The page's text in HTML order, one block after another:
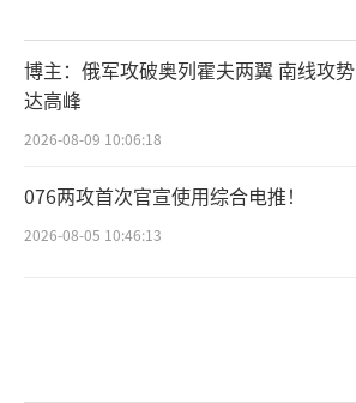
博主：俄军攻破奥列霍夫两翼 南线攻势
达高峰
2026-08-09 10:06:18
076两攻首次官宣使用综合电推！
2026-08-05 10:46:13